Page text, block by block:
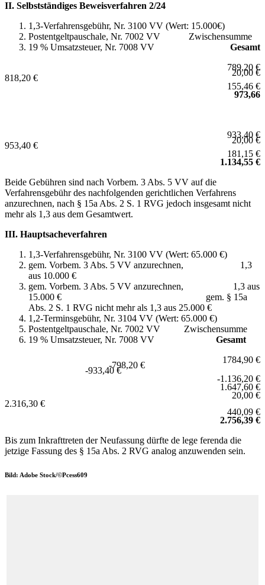
II. Selbstständiges Beweisverfahren 2/24
1,3-Verfahrensgebühr, Nr. 3100 VV (Wert: 15.000€)
Postentgeltpauschale, Nr. 7002 VV Zwischensumme
19 % Umsatzsteuer, Nr. 7008 VV Gesamt
789,20 €
20,00 €
818,20 €
155,46 €
973,66
933,40 €
20,00 €
953,40 €
181,15 €
1.134,55 €
Beide Gebühren sind nach Vorbem. 3 Abs. 5 VV auf die
Verfahrensgebühr des nachfolgenden gerichtlichen Verfahrens
anzurechnen, nach § 15a Abs. 2 S. 1 RVG jedoch insgesamt nicht
mehr als 1,3 aus dem Gesamtwert.
III. Hauptsacheverfahren
1,3-Verfahrensgebühr, Nr. 3100 VV (Wert: 65.000 €)
gem. Vorbem. 3 Abs. 5 VV anzurechnen, 1,3
aus 10.000 €
gem. Vorbem. 3 Abs. 5 VV anzurechnen, 1,3 aus
15.000 € gem. § 15a
Abs. 2 S. 1 RVG nicht mehr als 1,3 aus 25.000 €
1,2-Terminsgebühr, Nr. 3104 VV (Wert: 65.000 €)
Postentgeltpauschale, Nr. 7002 VV Zwischensumme
19 % Umsatzsteuer, Nr. 7008 VV Gesamt
1784,90 €
-798,20 €
-933,40 €
-1.136,20 €
1.647,60 €
20,00 €
2.316,30 €
440,09 €
2.756,39 €
Bis zum Inkrafttreten der Neufassung dürfte de lege ferenda die
jetzige Fassung des § 15a Abs. 2 RVG analog anzuwenden sein.
Bild: Adobe Stock/©Pcess609